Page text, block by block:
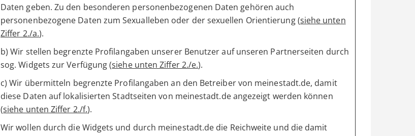
Daten geben. Zu den besonderen personenbezogenen Daten gehören auch
personenbezogene Daten zum Sexualleben oder der sexuellen Orientierung (siehe unten
Ziffer 2./a.).
b) Wir stellen begrenzte Profilangaben unserer Benutzer auf unseren Partnerseiten durch
sog. Widgets zur Verfügung (siehe unten Ziffer 2./e.).
c) Wir übermitteln begrenzte Profilangaben an den Betreiber von meinestadt.de, damit
diese Daten auf lokalisierten Stadtseiten von meinestadt.de angezeigt werden können
(siehe unten Ziffer 2./f.).
Wir wollen durch die Widgets und durch meinestadt.de die Reichweite und die damit